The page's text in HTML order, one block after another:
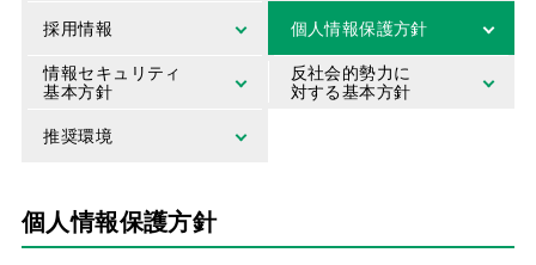
採用情報 個人情報保護方針
情報セキュリティ
基本方針
反社会的勢力に
対する基本方針
推奨環境
個人情報保護方針